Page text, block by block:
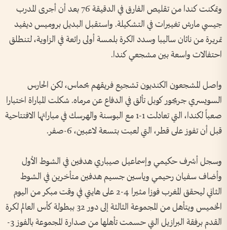
وتمكنت كندا من تقليص الفارق في الدقيقة 76 بعد أن أجرى المدرب
جيسي مارش تغييرات في التشكيلة. واستقبل البديل بروميس ديفيد
تمريرة من ناثان ساليبا وسدد الكرة بلمسة أولى رائعة في الزاوية، لتنطلق
احتفالات واسعة بين مشجعي كندا.
واصل المشجعون الكنديون تشجيع فريقهم بحماس، لكن الحارس
السويسري جريجور كوبل تألق في ‌الدفاع عن مرماه. شكلت المباراة اختبارا
صعباً لكندا، التي تعادلت 1-1 مع البوسنة والهرسك في مباراتها الافتتاحية
قبل أن ​تفوز على قطر، التي لعبت بتسعة لاعبين، 6-صفر.
وسجل أشرف حكيمي وإسماعيل ​صيباري هدفين في الشوط الأول
وأضاف سفيان رحيمي ‌وياسين ​جسيم هدفين متأخرين في الشوط
الثاني ليحقق المغرب فوزا مثيرا 4-2 على هايتي في وقت مبكر من اليوم
الخميس ويتأهل من المجموعة الثالثة إلى دور 32 ببطولة كأس العالم لكرة
⁠القدم برفقة البرازيل التي حسمت تأهلها من صدارة المجموعة بالفوز 3-